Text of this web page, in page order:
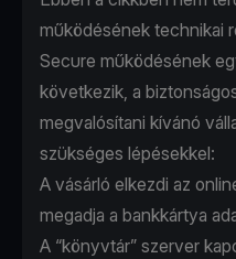
működésének technikai
Secure működésének
következik, a
megvalósítani kívánó
szükséges lépésekkel:
A vásárló elkezdi az
megadja a bankkártya
A “könyvtár” szerver